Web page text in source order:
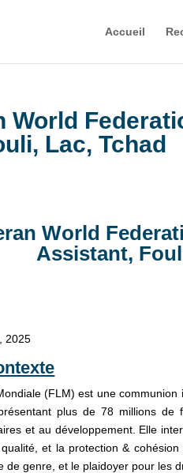
Accueil
World
Lac, Tchad
World
Assistant,
2025
(FLM) est une
plus de 78 millions de
et au développement. Elle
et la protection &
de genre, et le plaidoyer pour les